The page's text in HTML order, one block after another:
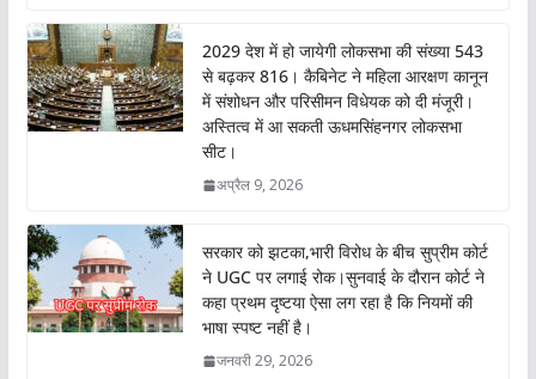
2029 देश में हो जायेगी लोकसभा की संख्या 543
से बढ़कर 816। कैबिनेट ने महिला आरक्षण कानून
में संशोधन और परिसीमन विधेयक को दी मंजूरी।
अस्तित्व में आ सकती ऊधमसिंहनगर लोकसभा
सीट।
अप्रैल 9, 2026
सरकार को झटका,भारी विरोध के बीच सुप्रीम कोर्ट
ने UGC पर लगाई रोक।सुनवाई के दौरान कोर्ट ने
कहा प्रथम दृष्टया ऐसा लग रहा है कि नियमों की
भाषा स्पष्ट नहीं है।
जनवरी 29, 2026